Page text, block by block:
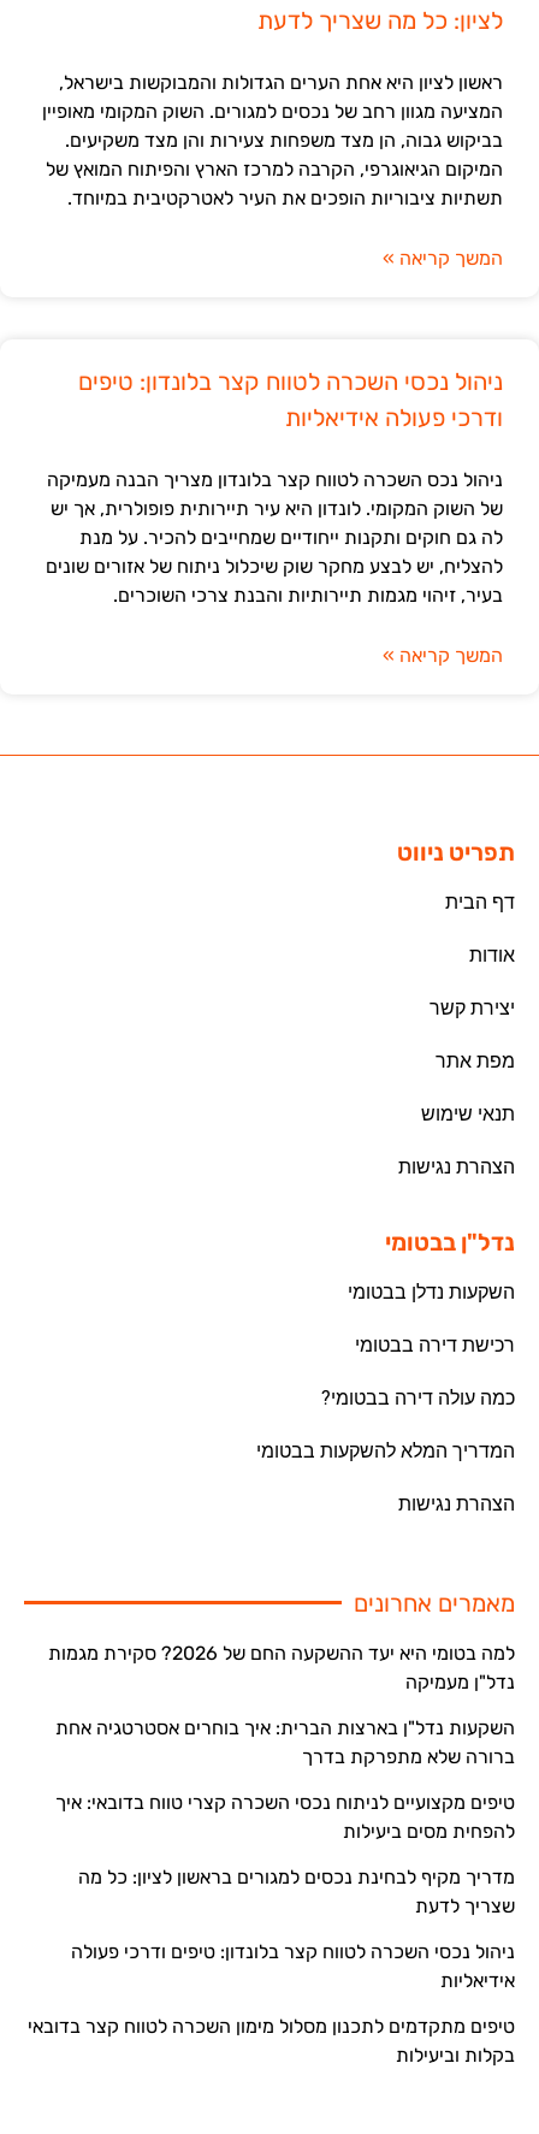
לציון: כל מה שצריך לדעת
ראשון לציון היא אחת הערים הגדולות והמבוקשות בישראל,
המציעה מגוון רחב של נכסים למגורים. השוק המקומי מאופיין
בביקוש גבוה, הן מצד משפחות צעירות והן מצד משקיעים.
המיקום הגיאוגרפי, הקרבה למרכז הארץ והפיתוח המואץ של
תשתיות ציבוריות הופכים את העיר לאטרקטיבית במיוחד.
המשך קריאה »
ניהול נכסי השכרה לטווח קצר בלונדון: טיפים
ודרכי פעולה אידיאליות
ניהול נכס השכרה לטווח קצר בלונדון מצריך הבנה מעמיקה
של השוק המקומי. לונדון היא עיר תיירותית פופולרית, אך יש
לה גם חוקים ותקנות ייחודיים שמחייבים להכיר. על מנת
להצליח, יש לבצע מחקר שוק שיכלול ניתוח של אזורים שונים
בעיר, זיהוי מגמות תיירותיות והבנת צרכי השוכרים.
המשך קריאה »
תפריט ניווט
דף הבית
אודות
יצירת קשר
מפת אתר
תנאי שימוש
הצהרת נגישות
נדל"ן בבטומי
השקעות נדלן בבטומי
רכישת דירה בבטומי
כמה עולה דירה בבטומי?
המדריך המלא להשקעות בבטומי
הצהרת נגישות
מאמרים אחרונים
למה בטומי היא יעד ההשקעה החם של 2026? סקירת מגמות
נדל"ן מעמיקה
השקעות נדל"ן בארצות הברית: איך בוחרים אסטרטגיה אחת
ברורה שלא מתפרקת בדרך
טיפים מקצועיים לניתוח נכסי השכרה קצרי טווח בדובאי: איך
להפחית מסים ביעילות
מדריך מקיף לבחינת נכסים למגורים בראשון לציון: כל מה
שצריך לדעת
ניהול נכסי השכרה לטווח קצר בלונדון: טיפים ודרכי פעולה
אידיאליות
טיפים מתקדמים לתכנון מסלול מימון השכרה לטווח קצר בדובאי
בקלות וביעילות